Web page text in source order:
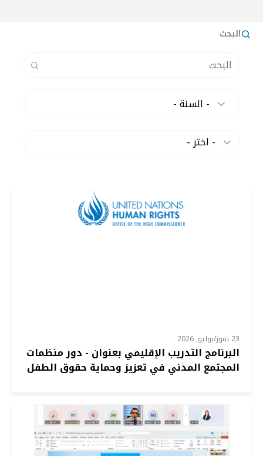
البحث
23 تموز/يوليو, 2026
البرنامج التدريب الإقليمي بعنوان - دور منظمات
المجتمع المدني في تعزيز وحماية حقوق الطفل